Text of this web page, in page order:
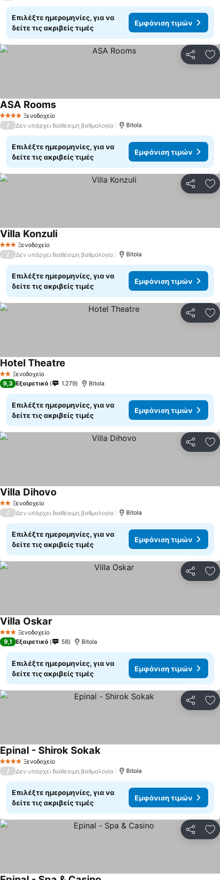
Επιλέξτε ημερομηνίες, για να
δείτε τις ακριβείς τιμές
Εμφάνιση τιμών
4 ΑστέριαΞενοδοχείο
ASA Rooms
/ Δεν υπάρχει διαθέσιμη βαθμολογία Bitola
Επιλέξτε ημερομηνίες, για να
δείτε τις ακριβείς τιμές
Εμφάνιση τιμών
3 ΑστέριαΞενοδοχείο
Villa Konzuli
/ Δεν υπάρχει διαθέσιμη βαθμολογία Bitola
Επιλέξτε ημερομηνίες, για να
δείτε τις ακριβείς τιμές
Εμφάνιση τιμών
2 ΑστέριαΞενοδοχείο
Hotel Theatre
9,3 Εξαιρετικό 1.279 Bitola
Επιλέξτε ημερομηνίες, για να
δείτε τις ακριβείς τιμές
Εμφάνιση τιμών
2 ΑστέριαΞενοδοχείο
Villa Dihovo
/ Δεν υπάρχει διαθέσιμη βαθμολογία Bitola
Επιλέξτε ημερομηνίες, για να
δείτε τις ακριβείς τιμές
Εμφάνιση τιμών
3 ΑστέριαΞενοδοχείο
Villa Oskar
9,1 Εξαιρετικό 58 Bitola
Επιλέξτε ημερομηνίες, για να
δείτε τις ακριβείς τιμές
Εμφάνιση τιμών
4 ΑστέριαΞενοδοχείο
Epinal - Shirok Sokak
/ Δεν υπάρχει διαθέσιμη βαθμολογία Bitola
Επιλέξτε ημερομηνίες, για να
δείτε τις ακριβείς τιμές
Εμφάνιση τιμών